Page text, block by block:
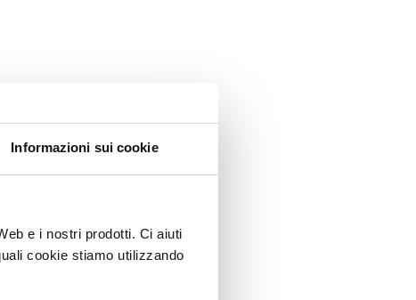
Informazioni sui cookie
e i nostri prodotti. Ci aiuti
cookie stiamo utilizzando